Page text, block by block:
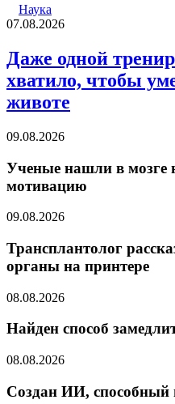
Наука
07.08.2026
Даже одной
хватило, чтобы
животе
09.08.2026
Ученые нашли в мозге
мотивацию
09.08.2026
Трансплантолог
органы на принтере
08.08.2026
Найден способ
08.08.2026
Создан ИИ, способный